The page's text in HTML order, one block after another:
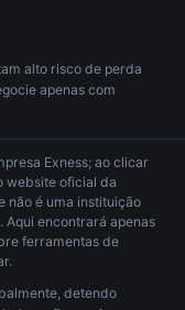
alto risco de perda
apenas com
Exness; ao clicar
website oficial da
não é uma instituição
Aqui encontrará apenas
ferramentas de
detendo